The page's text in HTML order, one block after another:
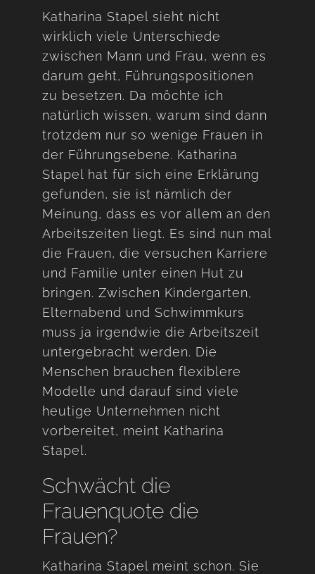
Katharina Stapel sieht nicht
wirklich viele Unterschiede
zwischen Mann und Frau, wenn es
darum geht, Führungspositionen
zu besetzen. Da möchte ich
natürlich wissen, warum sind dann
trotzdem nur so wenige Frauen in
der Führungsebene. Katharina
Stapel hat für sich eine Erklärung
gefunden, sie ist nämlich der
Meinung, dass es vor allem an den
Arbeitszeiten liegt. Es sind nun mal
die Frauen, die versuchen Karriere
und Familie unter einen Hut zu
bringen. Zwischen Kindergarten,
Elternabend und Schwimmkurs
muss ja irgendwie die Arbeitszeit
untergebracht werden. Die
Menschen brauchen flexiblere
Modelle und darauf sind viele
heutige Unternehmen nicht
vorbereitet, meint Katharina
Stapel.
Schwächt die
Frauenquote die
Frauen?
Katharina Stapel meint schon. Sie